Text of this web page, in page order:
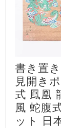
書き置
見開き
式 鳳凰
風 蛇腹
ット 日